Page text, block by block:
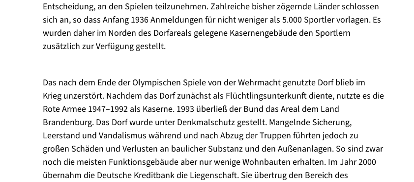
Entscheidung, an den Spielen teilzunehmen. Zahlreiche bisher zögernde Länder schlossen
sich an, so dass Anfang 1936 Anmeldungen für nicht weniger als 5.000 Sportler vorlagen. Es
wurden daher im Norden des Dorfareals gelegene Kasernengebäude den Sportlern
zusätzlich zur Verfügung gestellt.
Das nach dem Ende der Olympischen Spiele von der Wehrmacht genutzte Dorf blieb im
Krieg unzerstört. Nachdem das Dorf zunächst als Flüchtlingsunterkunft diente, nutzte es die
Rote Armee 1947–1992 als Kaserne. 1993 überließ der Bund das Areal dem Land
Brandenburg. Das Dorf wurde unter Denkmalschutz gestellt. Mangelnde Sicherung,
Leerstand und Vandalismus während und nach Abzug der Truppen führten jedoch zu
großen Schäden und Verlusten an baulicher Substanz und den Außenanlagen. So sind zwar
noch die meisten Funktionsgebäude aber nur wenige Wohnbauten erhalten. Im Jahr 2000
übernahm die Deutsche Kreditbank die Liegenschaft. Sie übertrug den Bereich des